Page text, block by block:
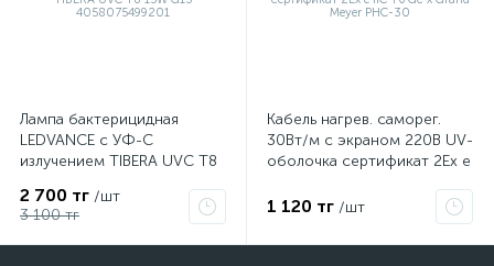
Лампа бактерицидная
LEDVANCE с УФ-С
излучением TIBERA UVC T8
2 700 тг /шт
3 100 тг
Кабель нагрев. саморег.
30Вт/м с экраном 220В UV-
оболочка сертификат 2Ex e
PHC-30
1 120 тг /шт